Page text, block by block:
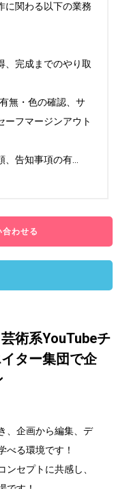
に関わる以下の業務
、完成までのやり取
無・色の確認、サ
ーフマージンアウト
、告知事項の有
わせる
術系YouTubeチ
ター集団で企
、企画から編集、デ
べる環境です！
セプトに共感し、